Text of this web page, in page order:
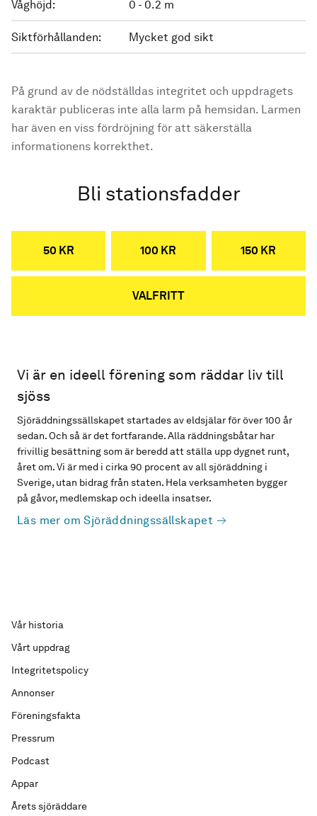
Våghöjd: 0 - 0.2 m
Siktförhållanden: Mycket god sikt
På grund av de nödställdas integritet och uppdragets
karaktär publiceras inte alla larm på hemsidan. Larmen
har även en viss fördröjning för att säkerställa
informationens korrekthet.
Bli stationsfadder
50 KR 100 KR 150 KR
VALFRITT
Vi är en ideell förening som räddar liv till
sjöss
Sjöräddningssällskapet startades av eldsjälar för över 100 år
sedan. Och så är det fortfarande. Alla räddningsbåtar har
frivillig besättning som är beredd att ställa upp dygnet runt,
året om. Vi är med i cirka 90 procent av all sjöräddning i
Sverige, utan bidrag från staten. Hela verksamheten bygger
på gåvor, medlemskap och ideella insatser.
Läs mer om Sjöräddningssällskapet
Vår historia
Vårt uppdrag
Integritetspolicy
Annonser
Föreningsfakta
Pressrum
Podcast
Appar
Årets sjöräddare